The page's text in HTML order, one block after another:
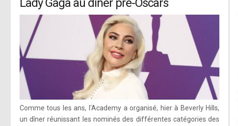
Comme tous les ans, l'Academy a organisé, hier à Beverly Hills,
un dîner réunissant les nominés des différentes catégories des